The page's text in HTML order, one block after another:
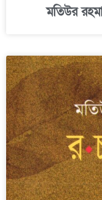
মতিউর